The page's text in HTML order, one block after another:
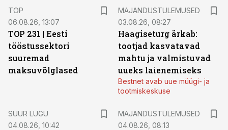
TOP
06.08.26, 13:07
TOP 231 | Eesti
tööstussektori
suuremad
maksuvõlglased
MAJANDUSTULEMUSED
03.08.26, 08:27
Haagiseturg ärkab:
tootjad kasvatavad
mahtu ja valmistuvad
uueks laienemiseks
Bestnet avab uue müügi- ja
tootmiskeskuse
SUUR LUGU
04.08.26, 10:42
MAJANDUSTULEMUSED
04.08.26, 08:13